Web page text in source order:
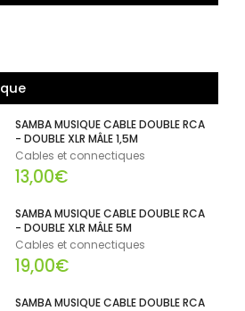
SAMBA MUSIQUE CABLE DOUBLE RCA
- DOUBLE XLR MÂLE 1,5M
Cables et connectiques
13,00€
SAMBA MUSIQUE CABLE DOUBLE RCA
- DOUBLE XLR MÂLE 5M
Cables et connectiques
19,00€
SAMBA MUSIQUE CABLE DOUBLE RCA